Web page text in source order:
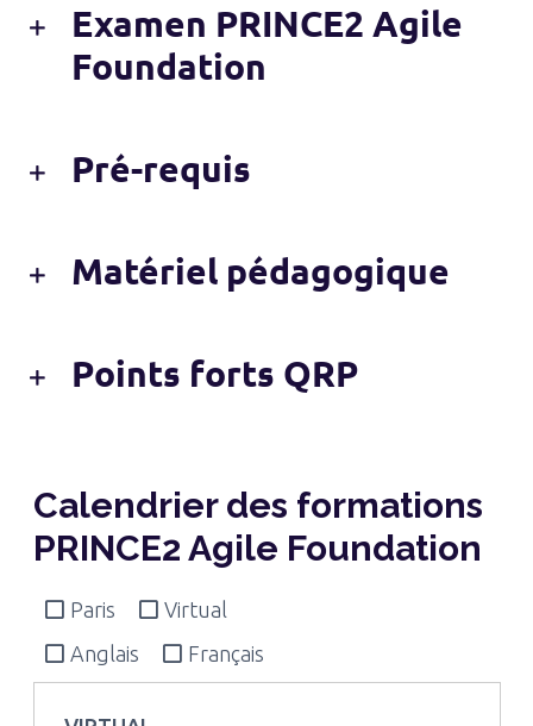
Examen PRINCE2 Agile
Foundation
Pré-requis
Matériel pédagogique
Points forts QRP
Calendrier des formations
PRINCE2 Agile Foundation
Paris
Virtual
Anglais
Français